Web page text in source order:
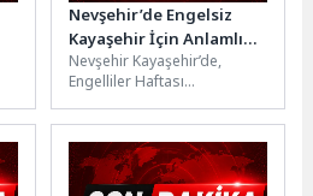
Nevşehir’de Engelsiz
Kayaşehir İçin Anlamlı
Etkinlik
Nevşehir Kayaşehir’de,
Engelliler Haftası
etkinliğe imza atıldı. Nevşehir
Belediyesi öncülüğünde
gerçekleştirilen
organizasyonda,...